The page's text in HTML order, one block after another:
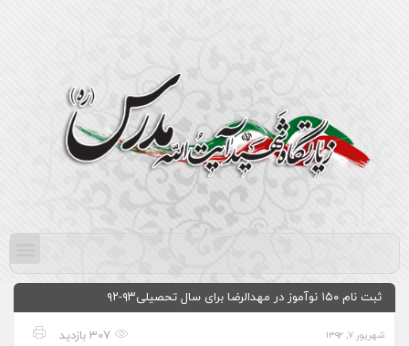
ثبت نام ۱۵۰ نوآموز در مهدالرضا برای سال تحصیلی۹۳-۹۲
شهریور ۷, ۱۳۹۲ 307 بازدید